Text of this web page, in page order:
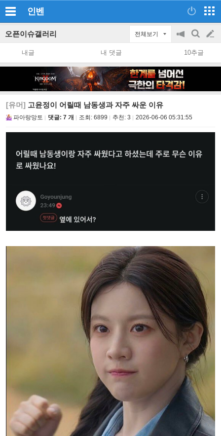
인벤
오픈이슈갤러리 전체보기
공
지
on/off
검
색
글
쓰
내글 내 댓글 10추글
[유머] 고윤정이 어릴때 남동생과 자주 싸운 이유
파아랑망토 댓글: 7 개 조회: 6899 추천: 3 2026-06-06 05:31:55